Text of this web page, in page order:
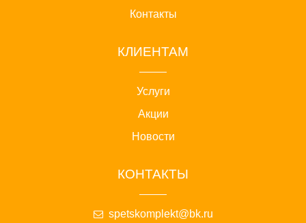
Контакты
КЛИЕНТАМ
Услуги
Акции
Новости
КОНТАКТЫ
spetskomplekt@bk.ru